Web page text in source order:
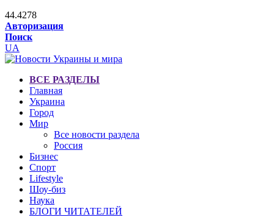
44.4278
Авторизация
Поиск
UA
ВСЕ РАЗДЕЛЫ
Главная
Украина
Город
Мир
Все новости раздела
Россия
Бизнес
Спорт
Lifestyle
Шоу-биз
Наука
БЛОГИ ЧИТАТЕЛЕЙ